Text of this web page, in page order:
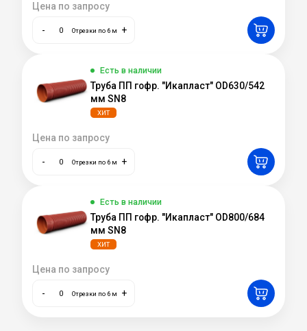
Цена по запросу
- Отрезки по 6 м +
Есть в наличии
Труба ПП гофр. "Икапласт" OD630/542
мм SN8
ХИТ
Цена по запросу
- Отрезки по 6 м +
Есть в наличии
Труба ПП гофр. "Икапласт" OD800/684
мм SN8
ХИТ
Цена по запросу
- Отрезки по 6 м +